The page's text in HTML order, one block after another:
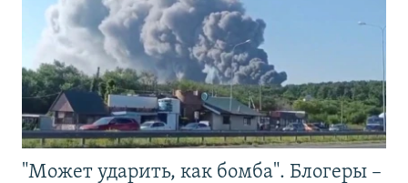
"Может ударить, как бомба". Блогеры –